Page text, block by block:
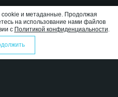
и метаданные. Продолжая
на использование нами файлов
с Политикой конфиденциальности.